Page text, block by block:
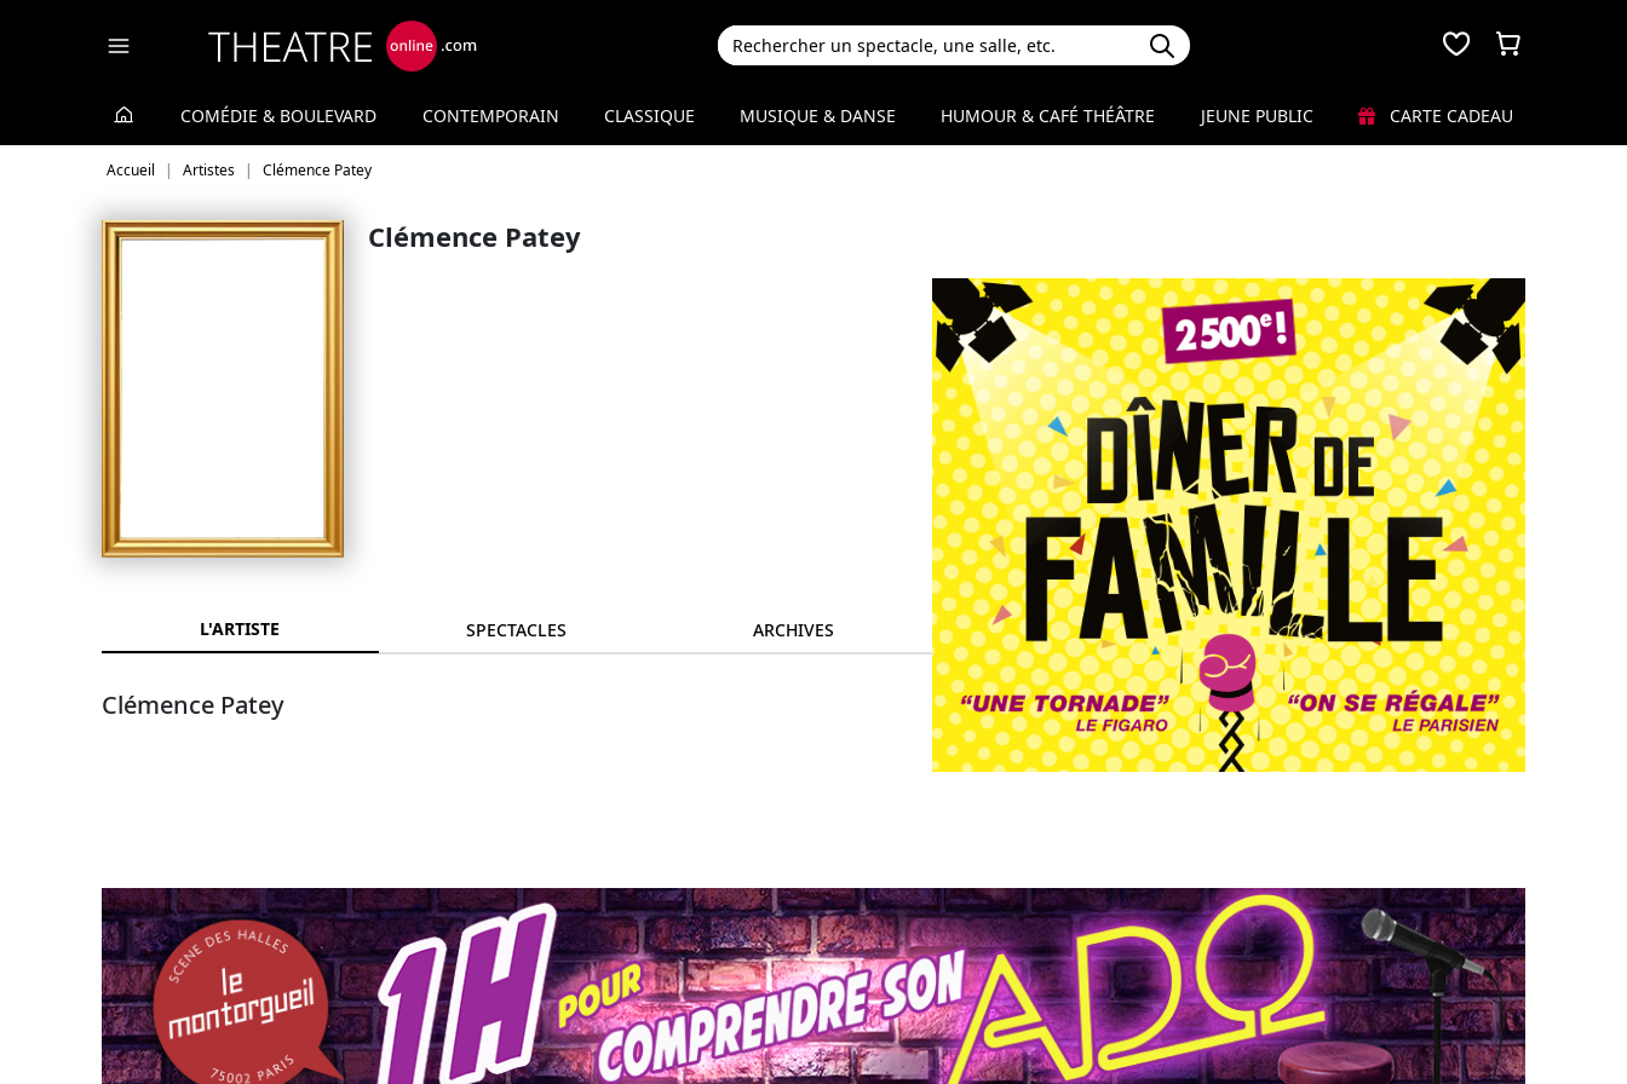
COMÉDIE & BOULEVARD CONTEMPORAIN CLASSIQUE MUSIQUE & DANSE HUMOUR & CAFÉ THÉÂTRE JEUNE PUBLIC CARTE CADEAU
Accueil Artistes Clémence Patey
Clémence Patey
L'ARTISTE SPECTACLES ARCHIVES
Clémence Patey